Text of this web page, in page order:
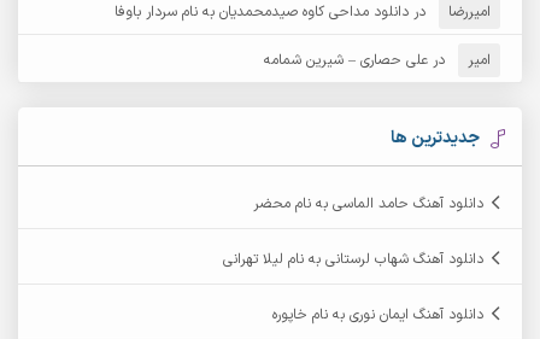
آرش مهرابی آرش نظری
آرشام
آرکاداش
امیررضا در دانلود مداحی کاوه صیدمحمدیان به نام سردار باوفا
امیر در علی حصاری – شیرین شمامه
جدیدترین ها
دانلود آهنگ حامد الماسی به نام محضر
دانلود آهنگ شهاب لرستانی به نام لیلا تهرانی
دانلود آهنگ ایمان نوری به نام خاپوره